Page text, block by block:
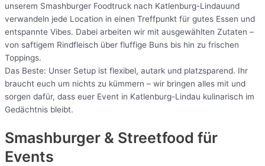
unserem Smashburger Foodtruck nach Katlenburg-Lindauund
verwandeln jede Location in einen Treffpunkt für gutes Essen und
entspannte Vibes. Dabei arbeiten wir mit ausgewählten Zutaten –
von saftigem Rindfleisch über fluffige Buns bis hin zu frischen
Toppings.
Das Beste: Unser Setup ist flexibel, autark und platzsparend. Ihr
braucht euch um nichts zu kümmern – wir bringen alles mit und
sorgen dafür, dass euer Event in Katlenburg-Lindau kulinarisch im
Gedächtnis bleibt.
Smashburger & Streetfood für
Events